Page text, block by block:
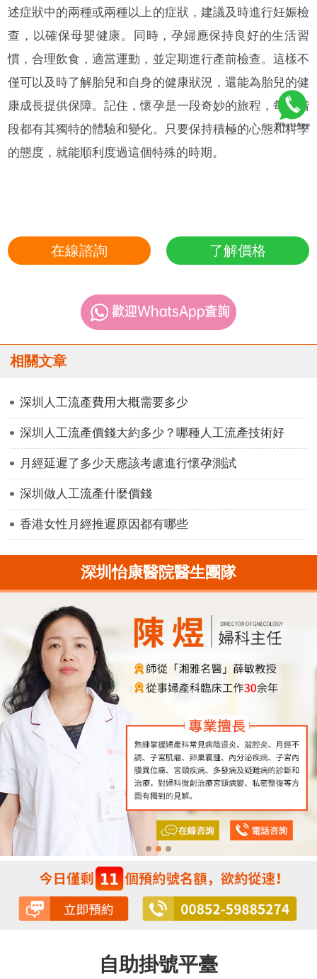
述症狀中的兩種或兩種以上的症狀，建議及時進行妊娠檢
查，以確保母嬰健康。同時，孕婦應保持良好的生活習
慣，合理飲食，適當運動，並定期進行產前檢查。這樣不
僅可以及時了解胎兒和自身的健康狀況，還能為胎兒的健
康成長提供保障。記住，懷孕是一段奇妙的旅程，每個階
段都有其獨特的體驗和變化。只要保持積極的心態和科學
的態度，就能順利度過這個特殊的時期。
在線諮詢 了解價格
相關文章
深圳人工流產費用大概需要多少
深圳人工流產價錢大約多少？哪種人工流產技術好
月經延遲了多少天應該考慮進行懷孕測試
深圳做人工流產什麼價錢
香港女性月經推遲原因都有哪些
深圳怡康醫院醫生團隊
自助掛號平臺